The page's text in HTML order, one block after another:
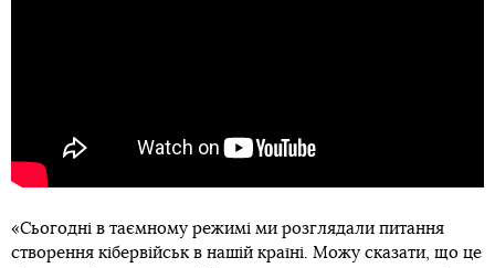
«Сьогодні в таємному режимі ми розглядали питання
створення кібервійськ в нашій країні. Можу сказати, що це